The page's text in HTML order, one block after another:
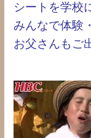
シートを学校
みんなで体験
お父さんもご